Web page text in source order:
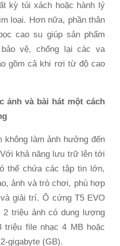
kỳ túi xách hoặc hành lý
loại. Hơn nữa, phần thân
cao su giúp sản phẩm
vệ, chống lại các va
gồm cả khi rơi từ độ cao
ảnh và bài hát một cách
không làm ảnh hưởng đến
khả năng lưu trữ lên tới
thể chứa các tập tin lớn,
ảnh và trò chơi, phù hợp
giải trí. Ổ cứng T5 EVO
triệu ảnh có dung lượng
triệu file nhạc 4 MB hoặc
gigabyte (GB).